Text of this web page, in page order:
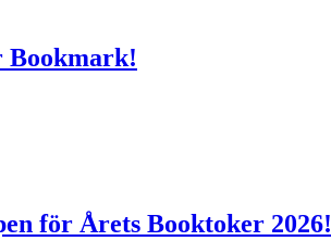
Bookmark!
för Årets Booktoker 2026!